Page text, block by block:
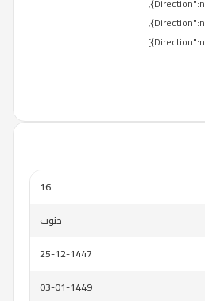
{"Direction":null,"Type":null,"Length":null},
16
جنوب
25-12-1447
03-01-1449